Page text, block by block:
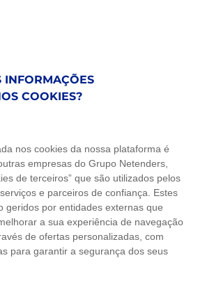
COOKIES?
nos cookies da nossa plataforma é
empresas do Grupo Netenders,
de terceiros” que são utilizados pelos
e parceiros de confiança. Estes
geridos por entidades externas que
a sua experiência de navegação
de ofertas personalizadas, com
para garantir a segurança dos seus